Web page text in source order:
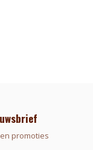
promoties